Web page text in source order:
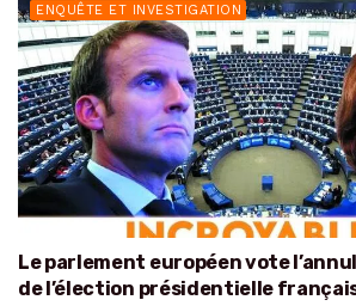
ENQUÊTE ET INVESTIGATION
Le parlement européen vote
de l’élection présidentielle